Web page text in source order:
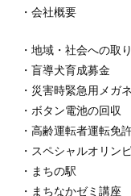
・会社概要
・地域・社会への取
・盲導犬育成募金
・災害時緊急用メガ
・ボタン電池の回収
・高齢運転者運転免
・スペシャルオリン
・まちの駅
・まちなかゼミ講座